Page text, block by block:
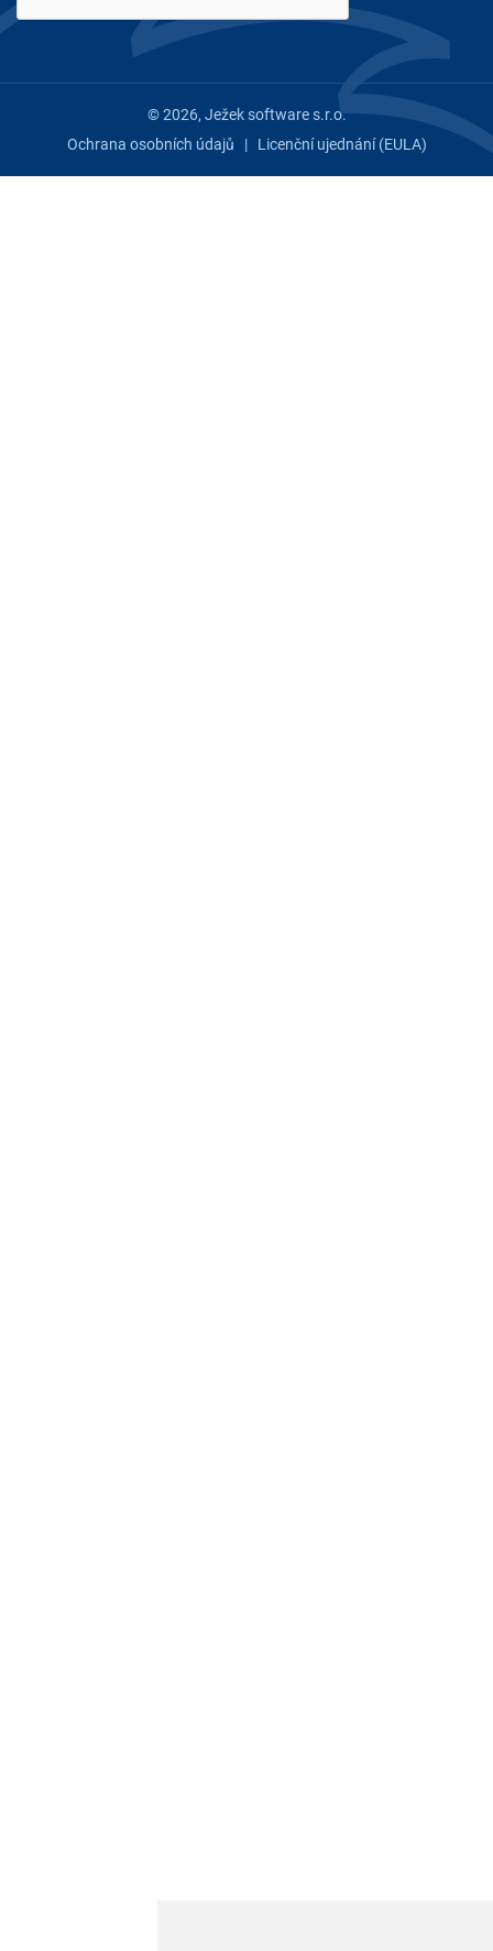
© 2026, Ježek software s.r.o.
Ochrana osobních údajů | Licenční ujednání (EULA)